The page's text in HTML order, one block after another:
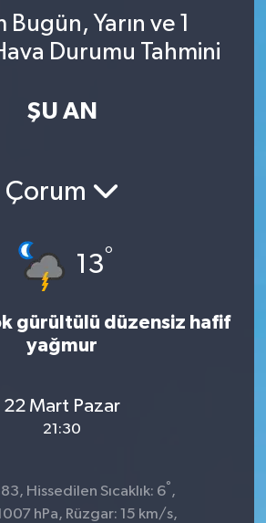
Bugün, Yarın ve 1
Durumu Tahmini
ŞU AN
Çorum
13°
gürültülü düzensiz hafif
yağmur
22 Mart Pazar
21:30
Hissedilen Sıcaklık: 6° ,
hPa, Rüzgar: 15 km/s,